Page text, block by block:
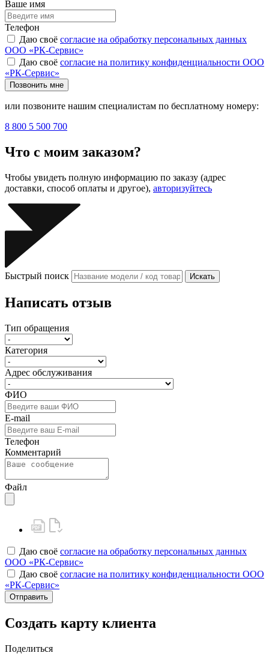
Ваше имя
Телефон
Даю своё согласие на обработку персональных данных
ООО «РК-Сервис»
Даю своё согласие на политику конфиденциальности ООО
«РК-Сервис»
Позвонить мне
или позвоните нашим специалистам по бесплатному номеру:
8 800 5 500 700
Что с моим заказом?
Чтобы увидеть полную информацию по заказу (адрес
доставки, способ оплаты и другое), авторизуйтесь
Быстрый поиск Искать
Написать отзыв
Тип обращения
Категория
Адрес обслуживания
ФИО
E-mail
Телефон
Комментарий
Файл
Даю своё согласие на обработку персональных данных
ООО «РК-Сервис»
Даю своё согласие на политику конфиденциальности ООО
«РК-Сервис»
Отправить
Создать карту клиента
Поделиться